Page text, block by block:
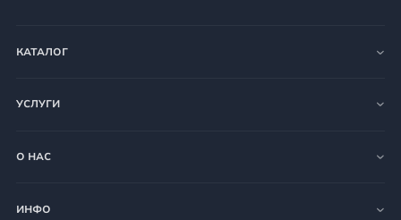
КАТАЛОГ
УСЛУГИ
О НАС
ИНФО